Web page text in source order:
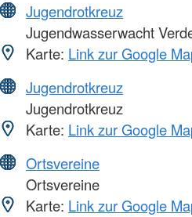
Jugendrotkreuz
Jugendwasserwacht
Karte: Link zur Google
Jugendrotkreuz
Jugendrotkreuz
Karte: Link zur Google
Ortsvereine
Ortsvereine
Karte: Link zur Google